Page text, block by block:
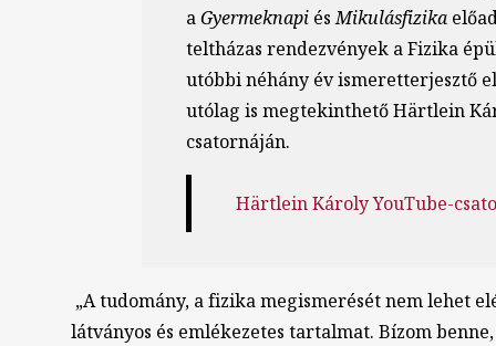
aGyermeknapi ésMikulásfizika
teltházas rendezvények a Fizika
utóbbi néhány év ismeretterjesztő
utólag is megtekinthető Härtlein
csatornáján.
Härtlein Károly YouTube-
„A tudomány, a fizika megismerését nem lehet
látványos és emlékezetes tartalmat. Bízom